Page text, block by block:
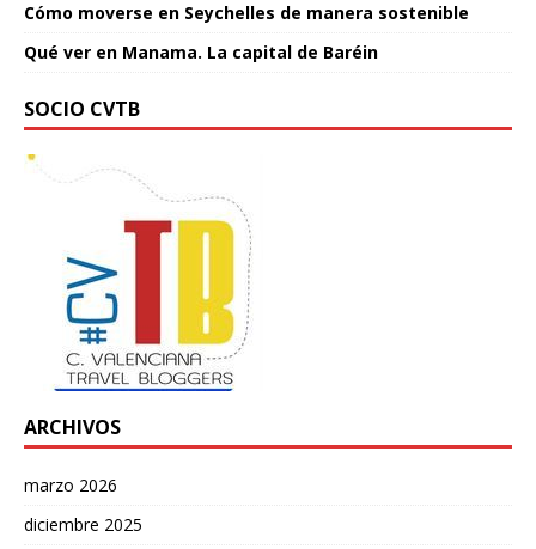
Cómo moverse en Seychelles de manera sostenible
Qué ver en Manama. La capital de Baréin
SOCIO CVTB
ARCHIVOS
marzo 2026
diciembre 2025